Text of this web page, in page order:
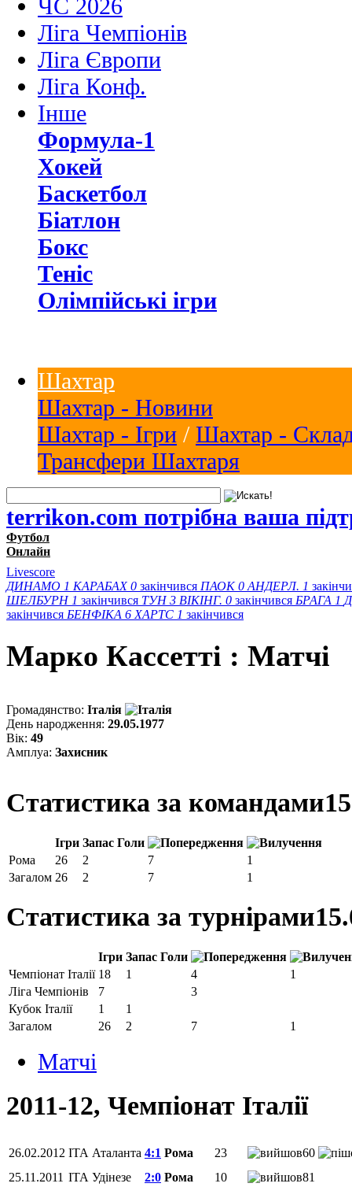
ЧС 2026
Ліга Чемпіонів
Ліга Європи
Ліга Конф.
Інше
Формула-1
Хокей
Баскетбол
Біатлон
Бокс
Теніс
Олімпійські ігри
Шахтар
Шахтар - Новини
Шахтар - Ігри / Шахтар -
Трансфери Шахтаря
terrikon.com потрібна ваша
Футбол
Онлайн
Livescore
ДИНАМО 1 КАРАБАХ 0 закінчився ПАОК 0 АНДЕРЛ. 1
ШЕЛБУРН 1 закінчився ТУН 3 ВІКІНГ. 0 закінчився БРАГА 1
закінчився БЕНФІКА 6 ХАРТС 1 закінчився
Марко Кассеттi : Матчi
Громадянство: Італія
День народження: 29.05.1977
Вік: 49
Амплуа: Захисник
Статистика за командами
Ігри Запас Голи
Рома
26 2 7
1
Загалом 26 2 7 1
Статистика за турнірами
Ігри Запас Голи
Чемпіонат Італії 18 1 4
1
Ліга Чемпіонів
7
3
Кубок Італії
1
1
Загалом
26 2 7 1
Матчi
2011-12, Чемпіонат Італії
26.02.2012 ITA Аталанта 4:1 Рома 23
60
25.11.2011 ITA Удінезе 2:0 Рома 10 81